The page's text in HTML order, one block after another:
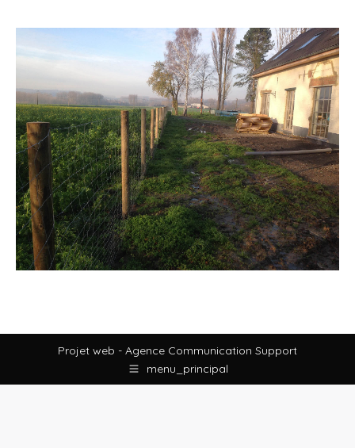
Projet web - Agence Communication Support
menu_principal